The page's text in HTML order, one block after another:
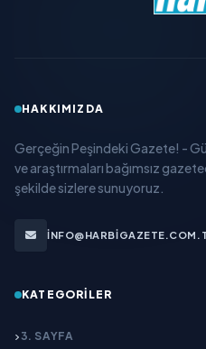
HAKKIMIZDA
Gerçeğin Peşindeki Gazete! -
ve araştırmaları bağımsız
şekilde sizlere sunuyoruz.
KATEGORILER
3. SAYFA